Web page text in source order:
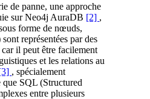
de panne, une approche
sur Neo4j AuraDB [2] ,
forme de nœuds,
représentées par des
il peut être facilement
et les relations au
, spécialement
que SQL (Structured
entre plusieurs